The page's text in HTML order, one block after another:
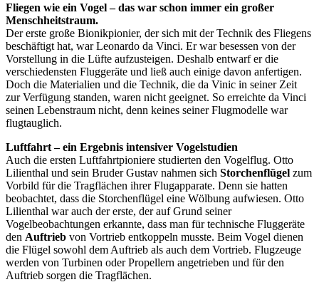
Fliegen wie ein Vogel – das war schon immer ein großer
Menschheitstraum.
Der erste große Bionikpionier, der sich mit der Technik des Fliegens
beschäftigt hat, war Leonardo da Vinci. Er war besessen von der
Vorstellung in die Lüfte aufzusteigen. Deshalb entwarf er die
verschiedensten Fluggeräte und ließ auch einige davon anfertigen.
Doch die Materialien und die Technik, die da Vinic in seiner Zeit
zur Verfügung standen, waren nicht geeignet. So erreichte da Vinci
seinen Lebenstraum nicht, denn keines seiner Flugmodelle war
flugtauglich.
Luftfahrt – ein Ergebnis intensiver Vogelstudien
Auch die ersten Luftfahrtpioniere studierten den Vogelflug. Otto
Lilienthal und sein Bruder Gustav nahmen sich Storchenflügel zum
Vorbild für die Tragflächen ihrer Flugapparate. Denn sie hatten
beobachtet, dass die Storchenflügel eine Wölbung aufwiesen. Otto
Lilienthal war auch der erste, der auf Grund seiner
Vogelbeobachtungen erkannte, dass man für technische Fluggeräte
den Auftrieb von Vortrieb entkoppeln musste. Beim Vogel dienen
die Flügel sowohl dem Auftrieb als auch dem Vortrieb. Flugzeuge
werden von Turbinen oder Propellern angetrieben und für den
Auftrieb sorgen die Tragflächen.